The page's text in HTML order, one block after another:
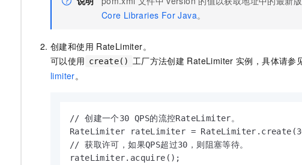
Core Libraries For Java。
创建和使用 RateLimiter。
可以使用 create() 工厂方法创建 RateLimiter 实例，具体请参
limiter。
// 创建一个30 QPS的流控RateLimiter。
RateLimiter rateLimiter =
// 获取许可，如果QPS超过30，则阻塞等待。
rateLimiter.acquire();